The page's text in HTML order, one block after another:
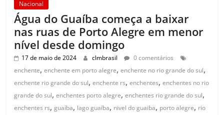
Nacional
Água do Guaíba começa a baixar
nas ruas de Porto Alegre em menor
nível desde domingo
17 de maio de 2024 clmbrasil
0 comentários
enchente,enchente em porto alegre,enchente no rio grande do sul,
enchente rio grande do sul,enchente rs,enchentes,enchentes no rio
grande do sul,enchentes porto alegre,enchentes rio grande do sul,
enchentes rs,guaíba, lago guaíba, nivel do guaiba, porto alegre, rio